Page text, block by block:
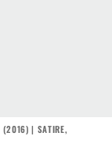
(2016) | SATIRE,